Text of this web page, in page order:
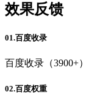
效果反馈
01.百度收录
百度收录（3900+）
02.百度权重